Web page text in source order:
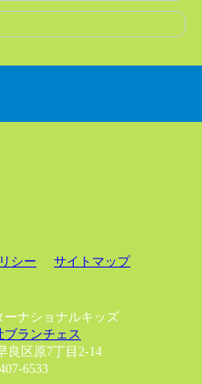
シー サイトマップ
ーナショナルキッズ
ランチェス
良区原7丁目2-14
6533